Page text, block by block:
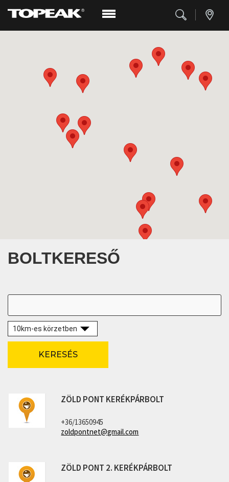
BOLTKERESŐ
KERESÉS
ZÖLD PONT KERÉKPÁRBOLT
+36/13650945
zoldpontnet@gmail.com
ZÖLD PONT 2. KERÉKPÁRBOLT